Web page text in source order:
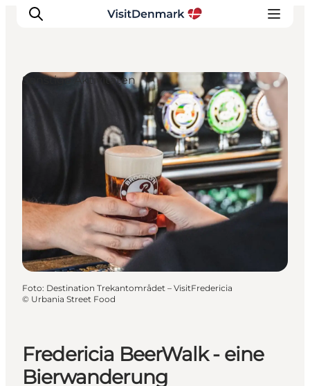
Inspiration
Regionen
Erlebnisse
Unterkünfte
Reiseplanung
Fredericia BeerWalk - eine
Bierwanderung
Sonstige Aktivitäten
Foto: Destination Trekantområdet – VisitFredericia
© Urbania Street Food